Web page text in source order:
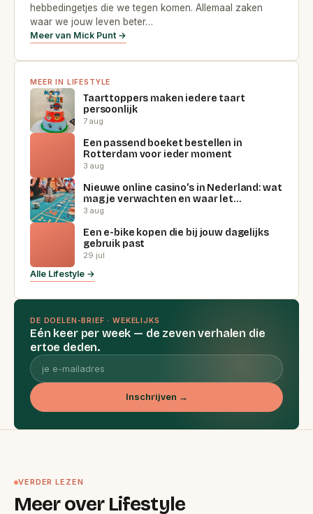
hebbedingetjes die we tegen komen. Allemaal zaken
waar we jouw leven beter…
Meer van Mick Punt →
MEER IN LIFESTYLE
Taarttoppers maken iedere taart
persoonlijk
7 aug
Een passend boeket bestellen in
Rotterdam voor ieder moment
3 aug
Nieuwe online casino’s in Nederland: wat
mag je verwachten en waar let…
3 aug
Een e-bike kopen die bij jouw dagelijks
gebruik past
29 jul
Alle Lifestyle →
DE DOELEN-BRIEF · WEKELIJKS
Eén keer per week — de zeven verhalen die
ertoe deden.
Inschrijven →
VERDER LEZEN
Meer over Lifestyle